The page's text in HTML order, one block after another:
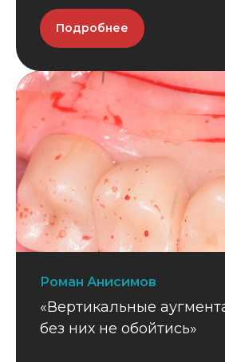
Подробнее
Роман Анисимов
«Вертикальные
без них не обойтись»